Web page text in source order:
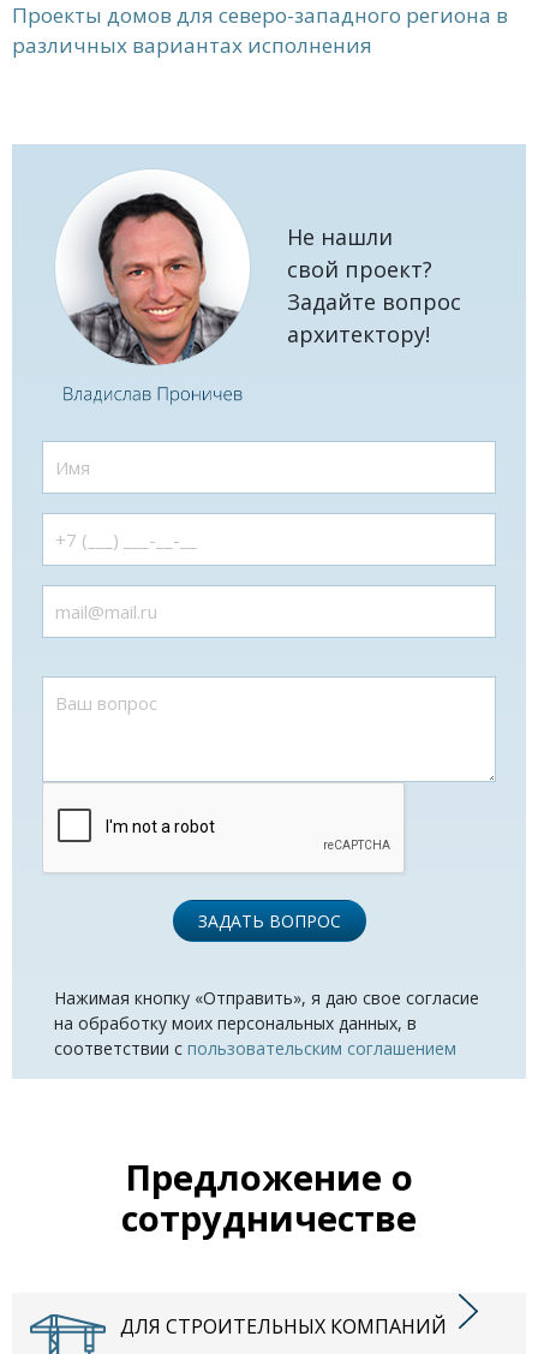
Проекты домов для северо-западного региона в
различных вариантах исполнения
Не нашли
свой проект?
Задайте вопрос
архитектору!
ЗАДАТЬ ВОПРОС
Нажимая кнопку «Отправить», я даю свое согласие
на обработку моих персональных данных, в
соответствии с пользовательским соглашением
Предложение о
сотрудничестве
ДЛЯ СТРОИТЕЛЬНЫХ КОМПАНИЙ